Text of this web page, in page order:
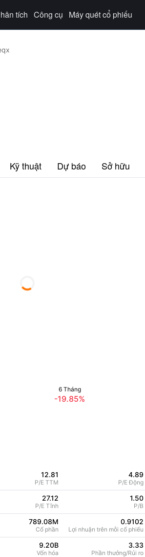
tích Công cụ Máy quét cổ phiếu
Kỹ thuật Dự báo Sở hữu
6 Tháng
-19.85%
12.81
P/E TTM
4.89
P/E Động
27.12
P/E Tĩnh
1.50
P/B
789.08M
Cổ phần
0.9102
Lợi nhuận trên mỗi cổ phiếu
9.20B
Vốn hóa
3.33
Phần thưởng/Rủi ro